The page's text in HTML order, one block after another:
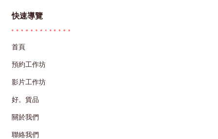
快速導覽
首頁
預約工作坊
影片工作坊
好。貨品
關於我們
聯絡我們